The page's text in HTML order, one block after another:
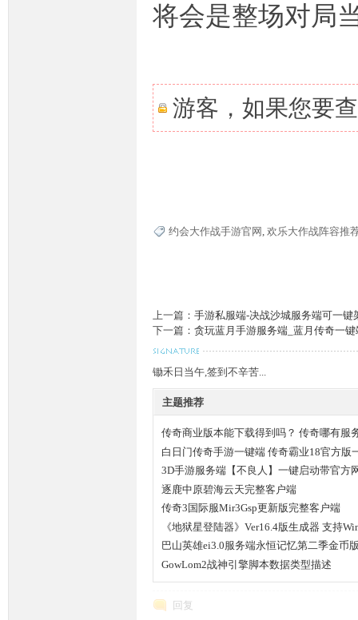
将会是整场对局
游客，如果您要
约会大作战手游官网, 欢乐大作战阵容推
上一篇： 手游私服端-决战沙城服务端可一键
下一篇： 贪玩蓝月手游服务端_蓝月传奇一
锄禾日当午,签到不辛苦...
主题推荐
传奇商业版本能下载得到吗？ 传奇哪有服
白日门传奇手游一键端 传奇霸业18官方版
3D手游服务端【不良人】一键启动带官方
逐鹿中原碧海云天完整客户端
传奇3国际服Mir3Gsp更新版完整客户端
《地狱星登陆器》Ver16.4版生成器 支持
巴山英雄ei3.0服务端永恒记忆第二季金币
GowLom2战神引擎脚本数据类型描述
回复